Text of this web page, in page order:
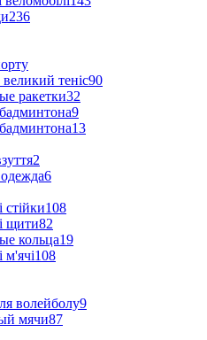
236
теніс90
ракетки32
9
13
2
6
стійки108
щити82
кольца19
м'ячі108
волейболу9
мячи87